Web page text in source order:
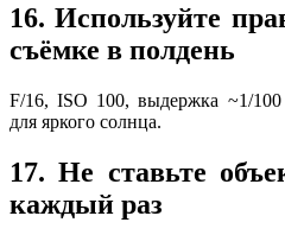
16. Используйте
съёмке в полдень
F/16, ISO 100, выдержка ~1/
для яркого солнца.
17. Не ставьте
каждый раз